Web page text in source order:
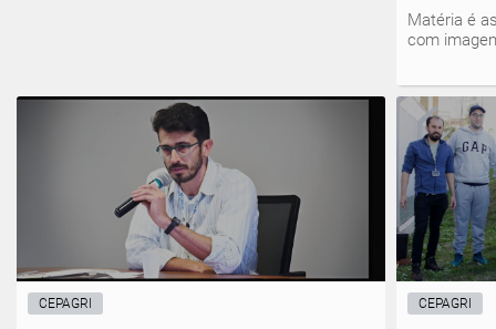
Matéria é
com
CEPAGRI CEPAGRI